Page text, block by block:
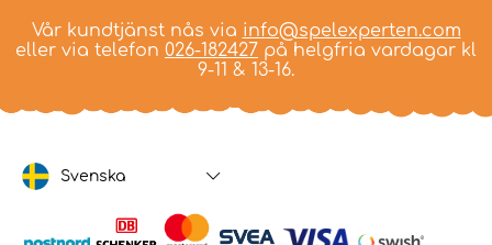
Vår kundtjänst nås via info@spelexperten.com
eller via telefon 026-182427 på helgfria vardagar kl
9-11 & 13-16.
Svenska